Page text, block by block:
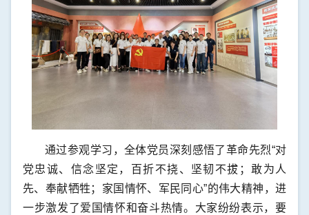
通过参观学习，全体党员深刻感悟了革命先烈“对
党忠诚、信念坚定，百折不挠、坚韧不拔；敢为人
先、奉献牺牲；家国情怀、军民同心”的伟大精神，进
一步激发了爱国情怀和奋斗热情。大家纷纷表示，要